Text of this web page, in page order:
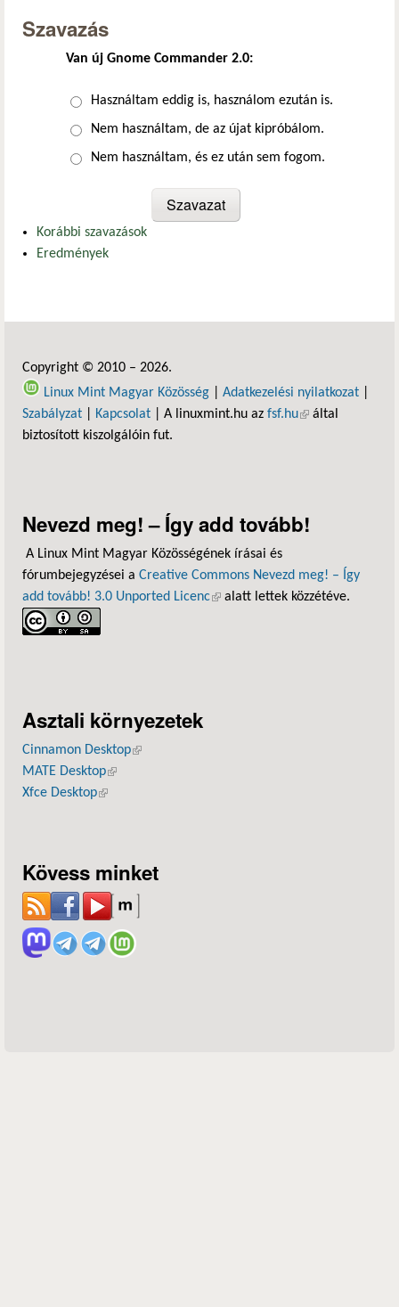
Szavazás
Van új Gnome Commander 2.0:
Választások
Használtam eddig is, használom ezután is.
Nem használtam, de az újat kipróbálom.
Nem használtam, és ez után sem fogom.
Korábbi szavazások
Eredmények
Copyright © 2010 – 2026.
Linux Mint Magyar Közösség
Adatkezelési nyilatkozat
Szabályzat
Kapcsolat | A linuxmint.hu az fsf.hu(külső hivatkozás)
által
biztosított kiszolgálóin fut.
Nevezd meg! – Így add tovább!
A Linux Mint Magyar Közösségének írásai és
fórumbejegyzései a Creative Commons Nevezd meg! – Így
add tovább! 3.0 Unported Licenc(külső hivatkozás)
alatt lettek közzétéve.
Asztali környezetek
Cinnamon Desktop(külső hivatkozás)
MATE Desktop(külső hivatkozás)
Xfce Desktop(külső hivatkozás)
Kövess minket